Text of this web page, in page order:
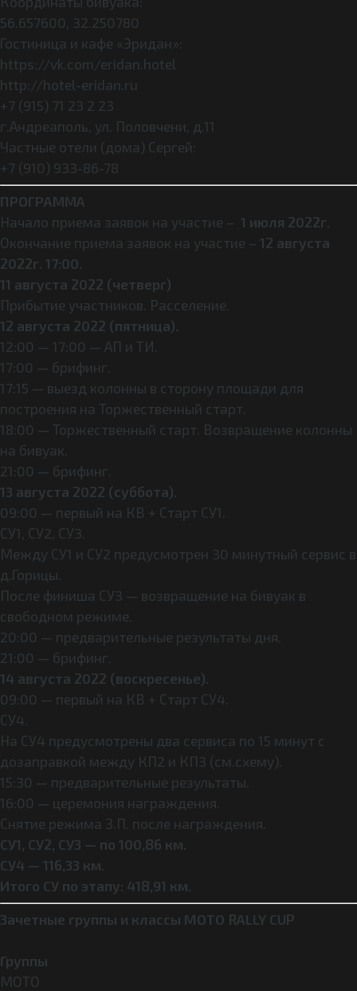
56.657600, 32.250780
Гостиница и кафе «Эридан»:
https://vk.com/eridan.hotel
http://hotel-eridan.ru
+7 (915) 71 23 2 23
г.Андреаполь, ул. Половчени, д.11
Частные отели (дома) Сергей:
+7 (910) 933-86-78
ПРОГРАММА
Начало приема заявок на участие – 1 июля 2022г.
Окончание приема заявок на участие – 12 августа
2022г. 17:00.
11 августа 2022 (четверг)
Прибытие участников. Расселение.
12 августа 2022 (пятница).
12:00 — 17:00 — АП и ТИ.
17:00 — брифинг.
17:15 — выезд колонны в сторону площади для
построения на Торжественный старт.
18:00 — Торжественный старт. Возвращение колонны
на бивуак.
21:00 — брифинг.
13 августа 2022 (суббота).
09:00 — первый на КВ + Старт СУ1.
СУ1, СУ2, СУ3.
Между СУ1 и СУ2 предусмотрен 30 минутный сервис в
д.Горицы.
После финиша СУ3 — возвращение на бивуак в
свободном режиме.
20:00 — предварительные результаты дня.
21:00 — брифинг.
14 августа 2022 (воскресенье).
09:00 — первый на КВ + Старт СУ4.
СУ4.
На СУ4 предусмотрены два сервиса по 15 минут с
дозаправкой между КП2 и КП3 (см.схему).
15:30 — предварительные результаты.
16:00 — церемония награждения.
Снятие режима З.П. после награждения.
СУ1, СУ2, СУ3 — по 100,86 км.
СУ4 — 116,33 км.
Итого СУ по этапу: 418,91 км.
Зачетные группы и классы MOTO RALLY CUP
Группы
МОТО